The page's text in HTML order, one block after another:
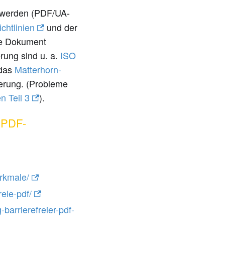
(PDF/UA-
und der
Dokument
sind u. a. ISO
Matterhorn-
(Probleme
Teil 3
).
pdf/
barrierefreier-pdf-